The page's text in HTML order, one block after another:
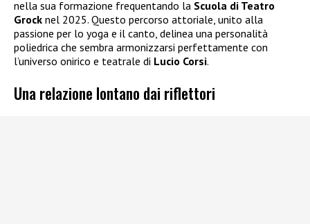
nella sua formazione frequentando la Scuola di Teatro
Grock nel 2025. Questo percorso attoriale, unito alla
passione per lo yoga e il canto, delinea una personalità
poliedrica che sembra armonizzarsi perfettamente con
l’universo onirico e teatrale di Lucio Corsi.
Una relazione lontano dai riflettori